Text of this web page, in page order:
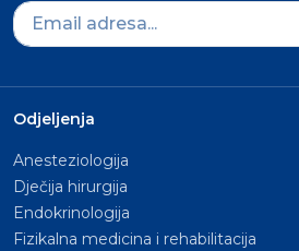
Odjeljenja
Anesteziologija
Dječija hirurgija
Endokrinologija
Fizikalna medicina i rehabilitacija